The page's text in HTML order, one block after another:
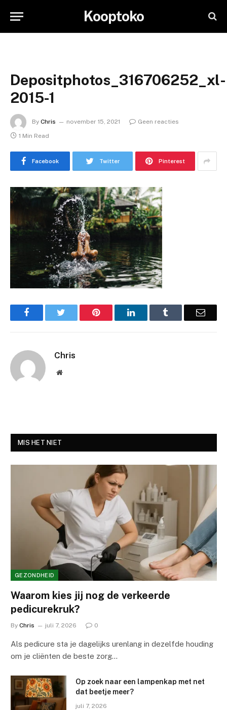
Kooptoko
Depositphotos_316706252_xl-
2015-1
By Chris november 15, 2021
Geen reacties
1 Min Read
Facebook Twitter Pinterest
Facebook Pinterest LinkedIn Email
Chris
Website
MIS HET NIET
GEZONDHEID
Waarom kies jij nog de verkeerde
pedicurekruk?
By Chris juli 7, 2026 0
Als pedicure sta je dagelijks urenlang in dezelfde houding
om je cliënten de beste zorg…
Op zoek naar een lampenkap met net
dat beetje meer?
juli 7, 2026